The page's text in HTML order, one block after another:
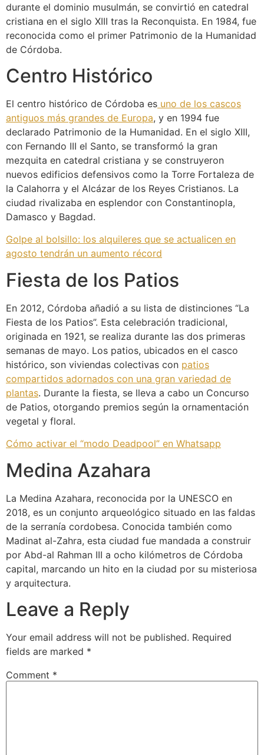
durante el dominio musulmán, se convirtió en catedral
cristiana en el siglo XIII tras la Reconquista. En 1984, fue
reconocida como el primer Patrimonio de la Humanidad
de Córdoba.
Centro Histórico
El centro histórico de Córdoba es uno de los cascos
antiguos más grandes de Europa, y en 1994 fue
declarado Patrimonio de la Humanidad. En el siglo XIII,
con Fernando III el Santo, se transformó la gran
mezquita en catedral cristiana y se construyeron
nuevos edificios defensivos como la Torre Fortaleza de
la Calahorra y el Alcázar de los Reyes Cristianos. La
ciudad rivalizaba en esplendor con Constantinopla,
Damasco y Bagdad.
Golpe al bolsillo: los alquileres que se actualicen en
agosto tendrán un aumento récord
Fiesta de los Patios
En 2012, Córdoba añadió a su lista de distinciones “La
Fiesta de los Patios”. Esta celebración tradicional,
originada en 1921, se realiza durante las dos primeras
semanas de mayo. Los patios, ubicados en el casco
histórico, son viviendas colectivas con patios
compartidos adornados con una gran variedad de
plantas. Durante la fiesta, se lleva a cabo un Concurso
de Patios, otorgando premios según la ornamentación
vegetal y floral.
Cómo activar el “modo Deadpool” en Whatsapp
Medina Azahara
La Medina Azahara, reconocida por la UNESCO en
2018, es un conjunto arqueológico situado en las faldas
de la serranía cordobesa. Conocida también como
Madinat al-Zahra, esta ciudad fue mandada a construir
por Abd-al Rahman III a ocho kilómetros de Córdoba
capital, marcando un hito en la ciudad por su misteriosa
y arquitectura.
Leave a Reply
Your email address will not be published. Required
fields are marked *
Comment *